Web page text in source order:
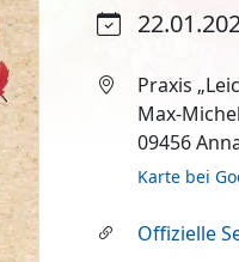
Praxis
Max-
09456
Karte bei
Offizielle